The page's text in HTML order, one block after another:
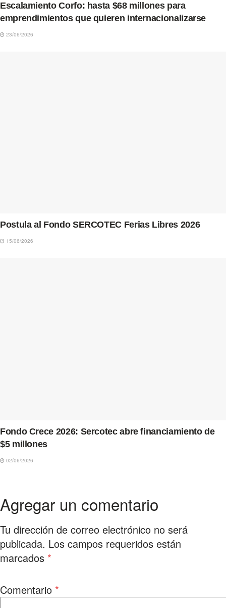
Escalamiento Corfo: hasta $68 millones para
emprendimientos que quieren internacionalizarse
23/06/2026
Postula al Fondo SERCOTEC Ferias Libres 2026
15/06/2026
Fondo Crece 2026: Sercotec abre financiamiento de
$5 millones
02/06/2026
Agregar un comentario
Tu dirección de correo electrónico no será
publicada. Los campos requeridos están
marcados *
Comentario *